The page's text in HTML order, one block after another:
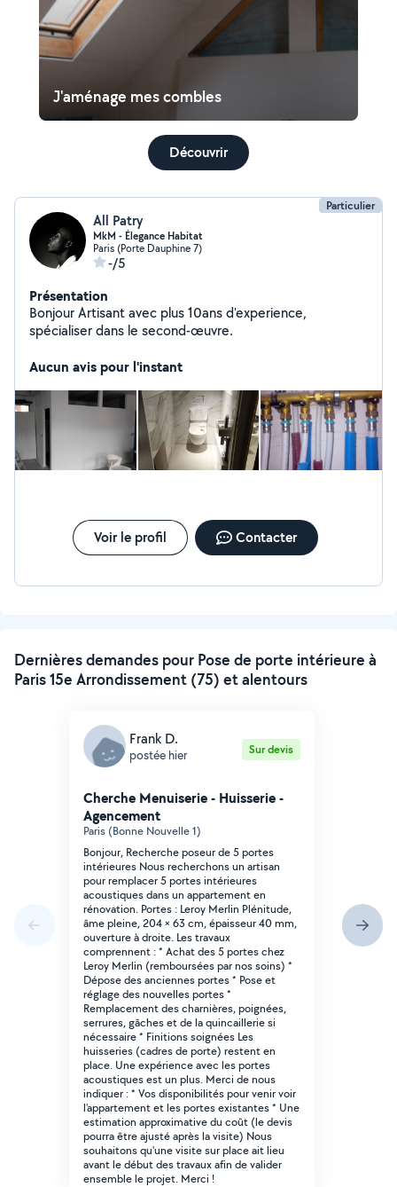
J'aménage mes combles
Découvrir
Particulier
All Patry
MkM - Élegance Habitat
Paris (Porte Dauphine 7)
-/5
Présentation
Bonjour Artisant avec plus 10ans d'experience,
spécialiser dans le second-œuvre.
Aucun avis pour l'instant
Voir le profil Contacter
Dernières demandes pour Pose de porte intérieure à
Paris 15e Arrondissement (75) et alentours
Frank D.
postée hier Sur devis
Cherche Menuiserie - Huisserie -
Agencement
Paris (Bonne Nouvelle 1)
Bonjour, Recherche poseur de 5 portes
intérieures Nous recherchons un artisan
pour remplacer 5 portes intérieures
acoustiques dans un appartement en
rénovation. Portes : Leroy Merlin Plénitude,
âme pleine, 204 × 63 cm, épaisseur 40 mm,
ouverture à droite. Les travaux
comprennent : * Achat des 5 portes chez
Leroy Merlin (remboursées par nos soins) *
Dépose des anciennes portes * Pose et
réglage des nouvelles portes *
Remplacement des charnières, poignées,
serrures, gâches et de la quincaillerie si
nécessaire * Finitions soignées Les
huisseries (cadres de porte) restent en
place. Une expérience avec les portes
acoustiques est un plus. Merci de nous
indiquer : * Vos disponibilités pour venir voir
l'appartement et les portes existantes * Une
estimation approximative du coût (le devis
pourra être ajusté après la visite) Nous
souhaitons qu'une visite sur place ait lieu
avant le début des travaux afin de valider
ensemble le projet. Merci !